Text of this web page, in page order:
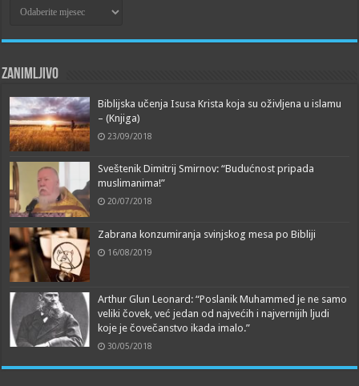
Zanimljivo
Biblijska učenja Isusa Krista koja su oživljena u islamu
– (Knjiga)
23/09/2018
Sveštenik Dimitrij Smirnov: “Budućnost pripada
muslimanima!”
20/07/2018
Zabrana konzumiranja svinjskog mesa po Bibliji
16/08/2019
Arthur Glun Leonard: “Poslanik Muhammed je ne samo
veliki čovek, već jedan od najvećih i najvernijih ljudi
koje je čovečanstvo ikada imalo.”
30/05/2018